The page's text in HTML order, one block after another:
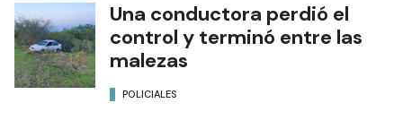
Una conductora perdió el
control y terminó entre las
malezas
POLICIALES